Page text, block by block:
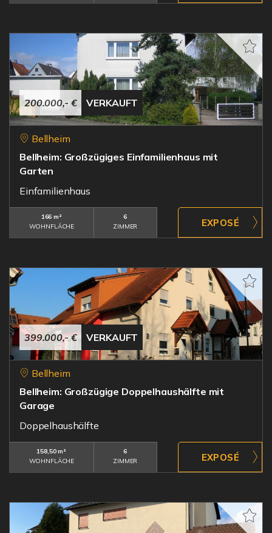
200.000,- € VERKAUFT
Bellheim
Bellheim: Großzügiges Einfamilienhaus mit
Garten
Einfamilienhaus
166 m²
WOHNFLÄCHE
6
ZIMMER
399.000,- € VERKAUFT
Bellheim
Bellheim: Großzügige Doppelhaushälfte mit
Garage
Doppelhaushälfte
158,50 m²
WOHNFLÄCHE
6
ZIMMER